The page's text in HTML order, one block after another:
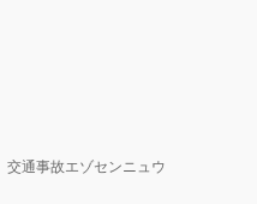
交通事故エゾセンニュウ